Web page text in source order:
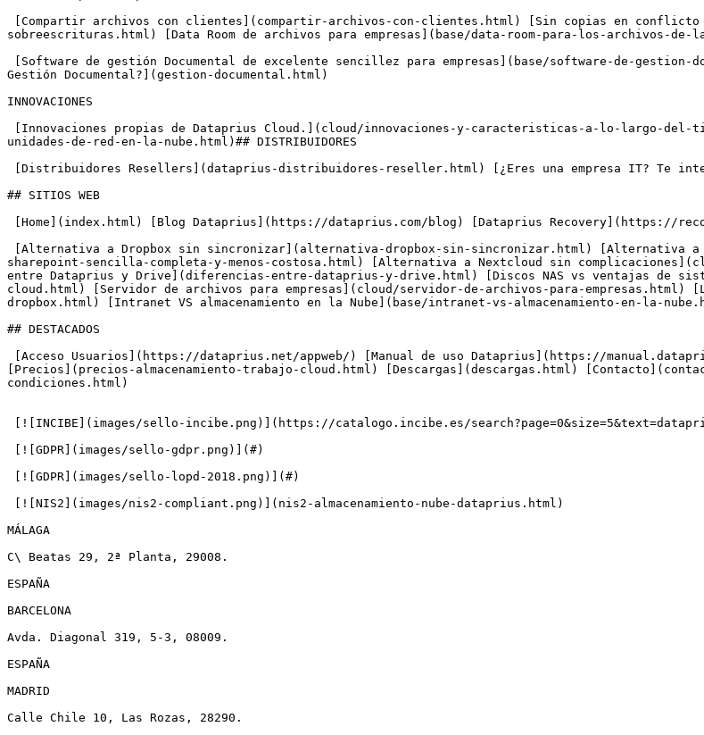
sobreescrituras.html) [Data Room de archivos para empresas](base/data-room-para-los-archivos-de-la-
Gestión Documental?](gestion-documental.html)
INNOVACIONES
unidades-de-red-en-la-nube.html)## DISTRIBUIDORES
## SITIOS WEB
sharepoint-sencilla-completa-y-menos-costosa.html) [Alternativa a Nextcloud sin
entre Dataprius y Drive](diferencias-entre-dataprius-y-drive.html) [Discos NAS vs ventajas de
cloud.html) [Servidor de archivos para empresas](cloud/servidor-de-archivos-para-
dropbox.html) [Intranet VS almacenamiento en la Nube](base/intranet-vs-almacenamiento-en-la-
## DESTACADOS
[Precios](precios-almacenamiento-trabajo-cloud.html) [Descargas](descargas.html)
condiciones.html)
MÁLAGA
C\ Beatas 29, 2ª Planta, 29008.
ESPAÑA
BARCELONA
Avda. Diagonal 319, 5-3, 08009.
ESPAÑA
MADRID
Calle Chile 10, Las Rozas, 28290.